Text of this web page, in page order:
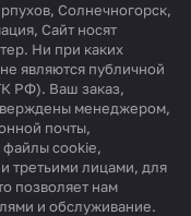
Солнечногорск,
Сайт носят
Ни при каких
являются публичной
РФ). Ваш заказ,
менеджером,
почты,
файлы cookie,
третьими лицами, для
позволяет нам
и обслуживание.